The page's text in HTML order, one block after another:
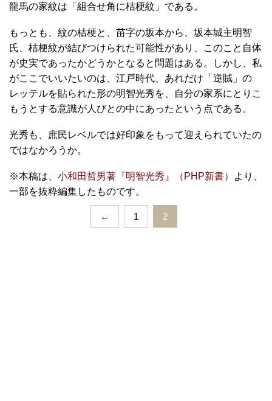
龍馬の家紋は「組合せ角に桔梗紋」である。
もっとも、紋の桔梗と、苗字の坂本から、坂本城主明智
氏、桔梗紋が結びつけられた可能性があり、このこと自体
が史実であったかどうかとなると問題はある。しかし、私
がここでいいたいのは、江戸時代、あれだけ「逆賊」の
レッテルを貼られた形の明智光秀を、自分の家系にとりこ
もうとする意識が人びとの中にあったという点である。
光秀も、庶民レベルでは好印象をもって迎えられていたの
ではなかろうか。
※本稿は、 小和田哲男著『明智光秀』（PHP新書）
より、
一部を抜粋編集したものです。
← 1 2